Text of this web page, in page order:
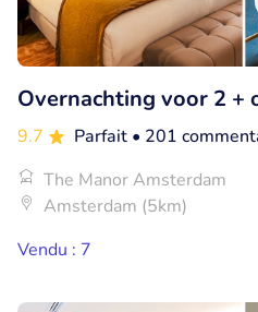
Overnachting voor 2
9.7 Parfait • 201
The Manor Amsterdam
Amsterdam (5km)
Vendu : 7